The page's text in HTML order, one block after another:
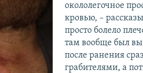
окололегочное
кровью, –
просто болело
там вообще был
после ранения
грабителями, а